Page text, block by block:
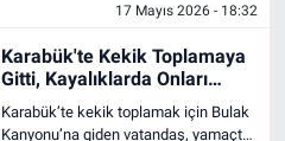
17 Mayıs 2026 - 18:32
Karabük'te Kekik Toplamaya
Gitti, Kayalıklarda Onları
Gördü
Karabük’te kekik toplamak için Bulak
Kanyonu’na giden vatandaş, yamaçta